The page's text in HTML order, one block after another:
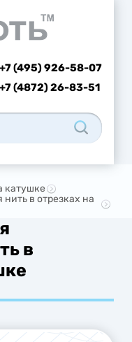
+7 (495) 926-58-07
+7 (4872) 26-83-51
катушке
в отрезках на
в